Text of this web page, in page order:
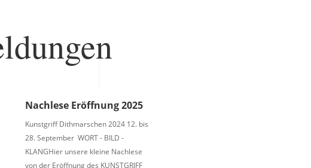
Nachlese Eröffnung 2025
Kunstgriff Dithmarschen 2024 12. bis
28. September WORT - BILD -
KLANGHier unsere kleine Nachlese
von der Eröffnung des KUNSTGRIFF